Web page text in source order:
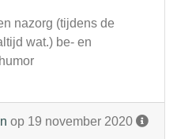
nazorg (tijdens de
wat.) be- en
op 19 november 2020